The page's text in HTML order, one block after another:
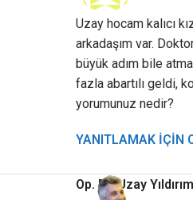
Uzay hocam kalıcı
arkadaşım var.
büyük adım bile
fazla abartılı geldi,
yorumunuz nedir?
YANITLAMAK IÇIN
Op. Dr. Uzay Yıldırım